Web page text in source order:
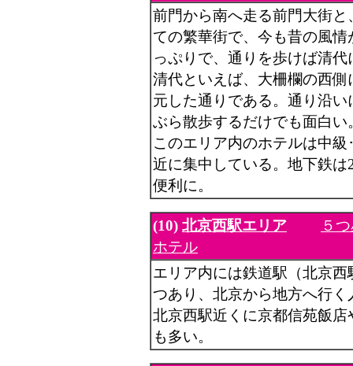
前門から南へ走る前門大街
ての繁華街で、今も昔の風
っぷりで、通りを歩けば清
清代といえば、大柵欄の西
元した通りである。通り沿
ぶら散歩するだけでも面白い
このエリア内のホテルは中
近に集中している。地下鉄
便利に。
(10) 北京西駅エリア
５
ホテル
エリア内には鉄道駅（北京
つあり、北京から地方へ行
北京西駅近くに京都信苑飯
も多い。